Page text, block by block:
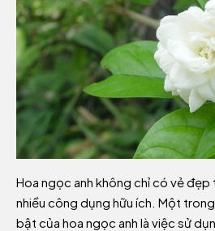
Hoa ngọc anh không chỉ có vẻ đẹp
nhiều công dụng hữu ích. Một
bật của hoa ngọc anh là việc sử